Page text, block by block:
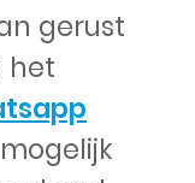
gerust
het